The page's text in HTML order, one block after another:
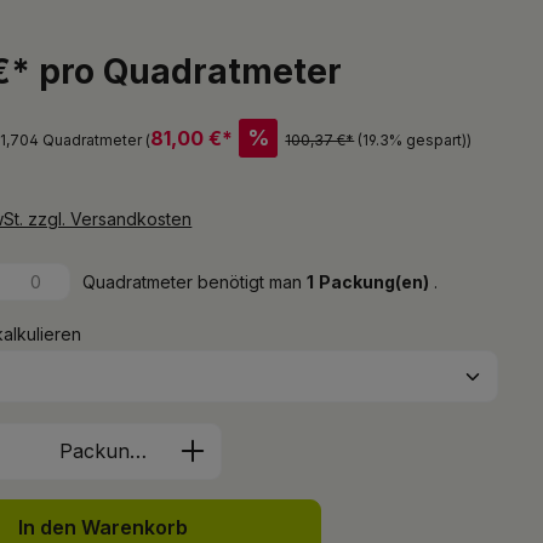
pro Quadratmeter
Quadratmeter (81,00 €* % 100,37 €* (19.3% gespart))
zzgl. Versandkosten
Quadratmeter benötigt man1 Packung(en) .
Gib den gewünschten Wert
Packung(en)
In den Warenkorb